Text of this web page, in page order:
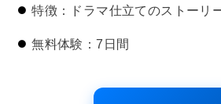
特徴：ドラマ仕立てのストーリ
無料体験：7日間